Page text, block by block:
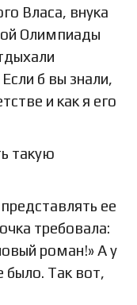
Власа, внука
Олимпиады
б вы знали,
и как я его
такую
ее
требовала:
роман!» А у
было. Так вот,